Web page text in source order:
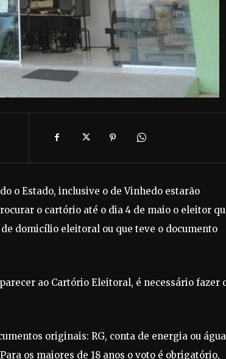
o Estado, inclusive o de Vinhedo estarão
o cartório até o dia 4 de maio o eleitor
domicílio eleitoral ou que teve o documento
ao Cartório Eleitoral, é necessário fazer
originais: RG, conta de energia ou água
os maiores de 18 anos o voto é obrigatório,